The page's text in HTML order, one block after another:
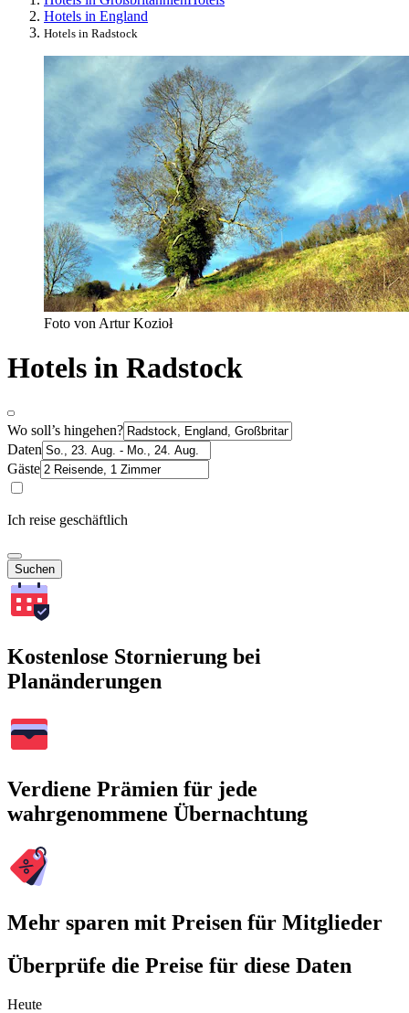
Hotels in England
Hotels in Radstock
Foto von Artur Kozioł
Hotels in Radstock
Wo soll’s hingehen?
Daten
Gäste
Ich reise geschäftlich
Suchen
Kostenlose Stornierung bei
Planänderungen
Verdiene Prämien für jede
wahrgenommene Übernachtung
Mehr sparen mit Preisen für Mitglieder
Überprüfe die Preise für diese Daten
Heute